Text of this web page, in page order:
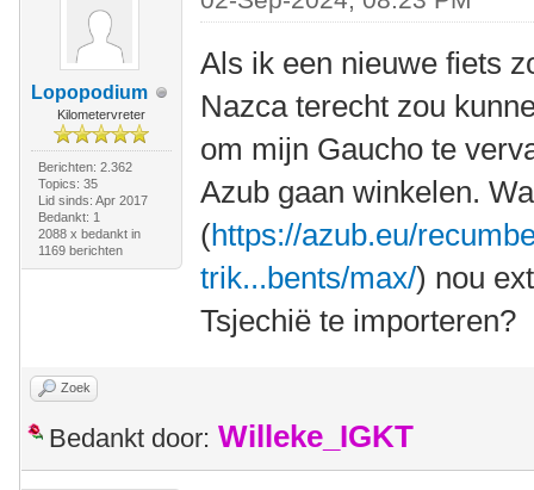
Lopopodium
Kilometervreter
Berichten: 2.362
Topics: 35
Lid sinds: Apr 2017
Bedankt: 1
2088 x bedankt in
1169 berichten
Als ik een nieuwe fiets
Nazca terecht zou
om mijn Gaucho te
Azub gaan winkelen.
(https://azub.eu/
trik...bents/max/) nou
Tsjechië te importeren?
Zoek
Bedankt door: Willeke_IGKT